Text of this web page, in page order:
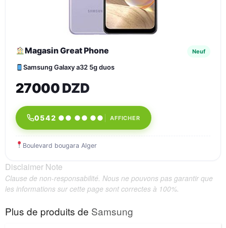
Magasin Great Phone Neuf
Samsung Galaxy a32 5g duos
27000 DZD
0542 ●● ●● ●● AFFICHER
Boulevard bougara Alger
Disclaimer Note
Clause de non-responsabilité. Nous ne pouvons pas garantir que
les informations sur cette page sont correctes à 100%.
Plus de produits de Samsung